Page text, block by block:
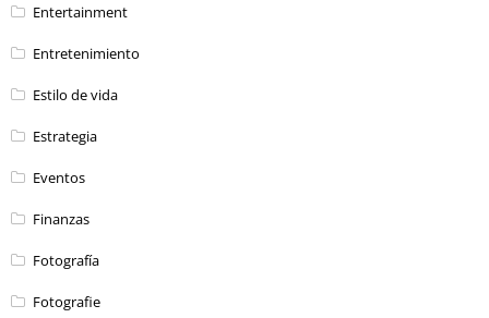
Entertainment
Entretenimiento
Estilo de vida
Estrategia
Eventos
Finanzas
Fotografía
Fotografie